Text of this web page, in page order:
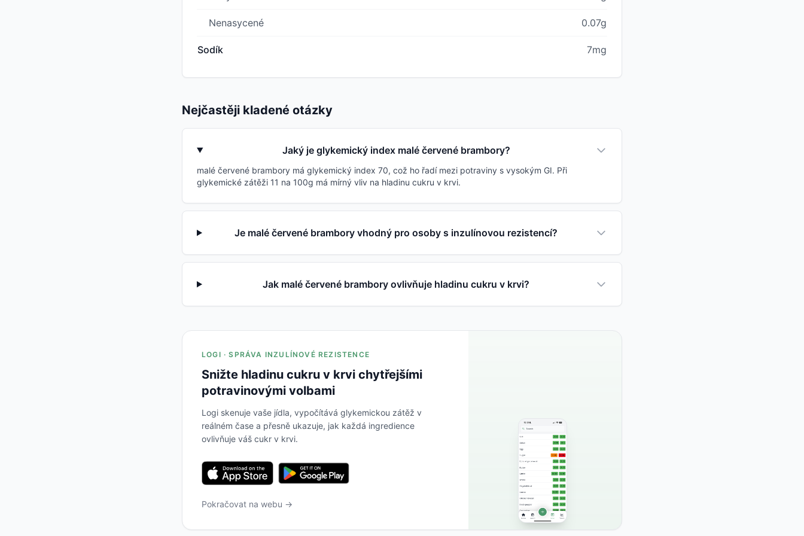
Nenasycené 0.07g
Sodík 7mg
Nejčastěji kladené otázky
Jaký je glykemický index malé červené brambory?
malé červené brambory má glykemický index 70, což ho řadí mezi potraviny s vysokým GI. Při
glykemické zátěži 11 na 100g má mírný vliv na hladinu cukru v krvi.
Je malé červené brambory vhodný pro osoby s inzulínovou rezistencí?
Jak malé červené brambory ovlivňuje hladinu cukru v krvi?
LOGI · SPRÁVA INZULÍNOVÉ REZISTENCE
Snižte hladinu cukru v krvi chytřejšími
potravinovými volbami
Logi skenuje vaše jídla, vypočítává glykemickou zátěž v
reálném čase a přesně ukazuje, jak každá ingredience
ovlivňuje váš cukr v krvi.
Pokračovat na webu →